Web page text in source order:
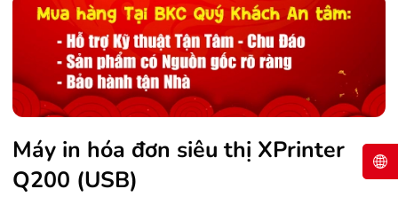
Máy in hóa đơn siêu thị XPrinter
Q200 (USB)